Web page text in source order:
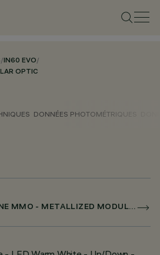
/IN60 EVO/
OPTIC
DONNÉES PHOTOMÉTRIQUES
IN60 EVO STAND-ALONE MMO - METALLIZED MODULAR OPTIC